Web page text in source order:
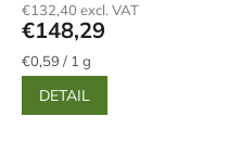
product
rating
is
5,0
out
of
€132,40 excl. VAT
€148,29
Measure
price:
€0,59 / 1 g
DETAIL